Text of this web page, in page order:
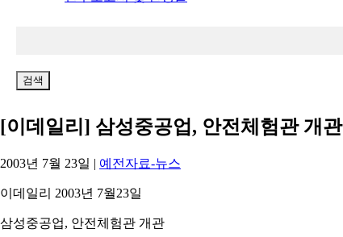
검
[이데일리] 삼성중공업, 안전체험관 개관
2003년 7월 23일 | 예전자료-뉴스
이데일리 2003년 7월23일
삼성중공업, 안전체험관 개관